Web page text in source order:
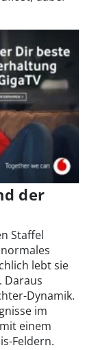
der
Staffel
lebt sie
Daraus
Dynamik.
im
einem
Feldern.